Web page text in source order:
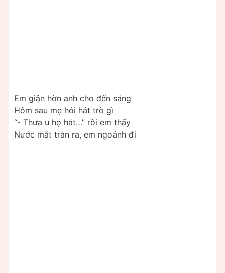
Em giận hờn anh cho đến sáng
Hôm sau mẹ hỏi hát trò gì
“- Thưa u họ hát…” rồi em thấy
Nước mắt tràn ra, em ngoảnh đi